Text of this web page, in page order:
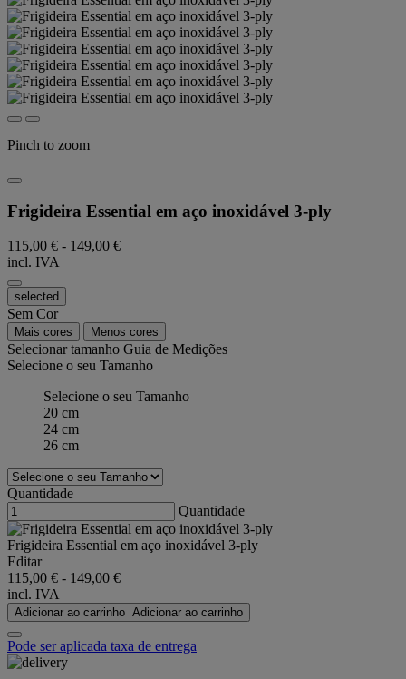
Pinch to zoom
Frigideira Essential em aço inoxidável 3-ply
115,00 € - 149,00 €
incl. IVA
selected
Sem Cor
Mais cores Menos cores
Selecionar tamanho Guia de Medições
Selecione o seu Tamanho
Selecione o seu Tamanho
20 cm
24 cm
26 cm
Quantidade
Quantidade
Frigideira Essential em aço inoxidável 3-ply
Editar
115,00 € - 149,00 €
incl. IVA
Adicionar ao carrinho Adicionar ao carrinho
Pode ser aplicada taxa de entrega